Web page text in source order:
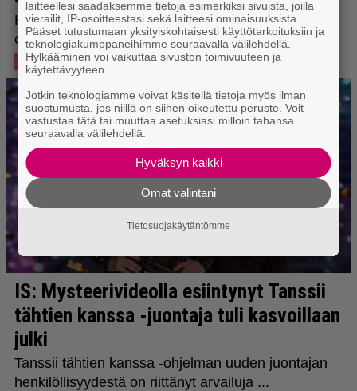
laitteellesi saadaksemme tietoja esimerkiksi sivuista, joilla
vierailit, IP-osoitteestasi sekä laitteesi ominaisuuksista.
Pääset tutustumaan yksityiskohtaisesti käyttötarkoituksiin ja
teknologiakumppaneihimme seuraavalla välilehdellä.
Hylkääminen voi vaikuttaa sivuston toimivuuteen ja
käytettävyyteen.
Jotkin teknologiamme voivat käsitellä tietoja myös ilman
suostumusta, jos niillä on siihen oikeutettu peruste. Voit
vastustaa tätä tai muuttaa asetuksiasi milloin tahansa
seuraavalla välilehdellä.
Hyväksyn kaikki
Omat valintani
Tietosuojakäytäntömme